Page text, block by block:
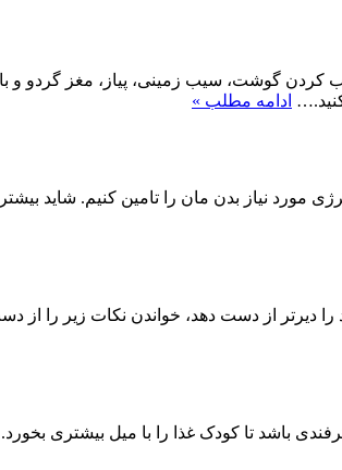
گوشت، سیب زمینی، پیاز، مغز گردو و
ادامه مطلب »
مورد نیاز بدن مان را تامین کنیم. شاید
دیرتر از دست دهد، خواندن نکات زیر را
باشد تا کودک غذا را با میل بیشتری